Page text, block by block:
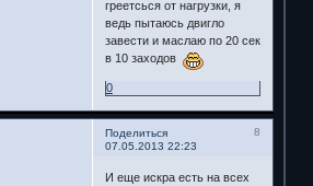
греетсься от нагрузки, я
ведь пытаюсь двигло
завести и маслаю по 20 сек
в 10 заходов
0
Поделиться
8
07.05.2013 22:23
И еще искра есть на всех